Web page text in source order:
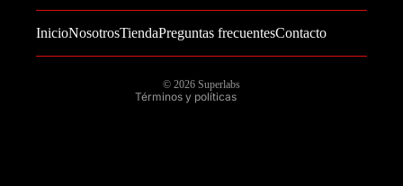
InicioNosotrosTiendaPreguntas frecuentesContacto
© 2026 Superlabs
Términos y políticas
Términos del servicio
Política de envío